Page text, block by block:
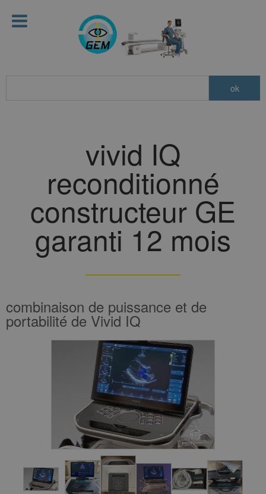
vivid IQ
reconditionné
constructeur GE
garanti 12 mois
combinaison de puissance et de
portabilité de Vivid IQ